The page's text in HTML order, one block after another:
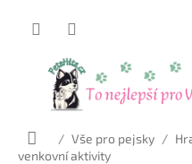
Domů
/ Vše pro pejsky /
venkovní aktivity